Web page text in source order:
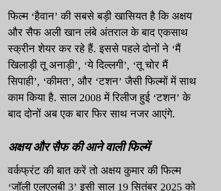
फिल्म ‘हैवान’ की सबसे बड़ी खासियत है कि अक्षय
और सैफ अली खान लंबे अंतराल के बाद एकसाथ
स्क्रीन शेयर कर रहे हैं. इससे पहले दोनों ने ‘मैं
खिलाड़ी तू अनाड़ी’, ‘ये दिल्लगी’, ‘तू चोर मैं
सिपाही’, ‘कीमत’, और ‘टशन’ जैसी फिल्मों में साथ
काम किया है. साल 2008 में रिलीज हुई ‘टशन’ के
बाद दोनों अब एक बार फिर साथ नजर आएंगे.
अक्षय और सैफ की आने वाली फिल्में
वर्कफ्रंट की बात करें तो अक्षय कुमार की फिल्म
‘जॉली एलएलबी 3’ इसी साल 19 सितंबर 2025 को